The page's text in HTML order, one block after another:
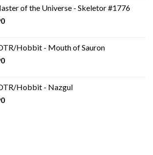
of the Universe - Skeletor #1776
Hobbit - Mouth of Sauron
Hobbit - Nazgul